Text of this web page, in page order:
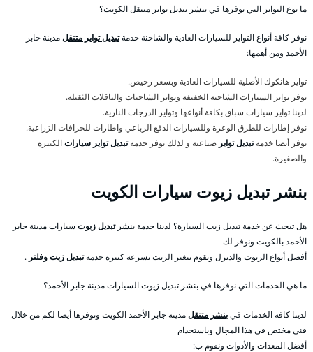
ما نوع التواير التي نوفرها في بنشر تبديل تواير متنقل الكويت؟
نوفر كافة أنواع التواير للسيارات العادية والشاحنة خدمةتبديل تواير متنقلمدينة جابر
الأحمد ومن أهمها:
تواير هانكوك الأصلية للسيارات العادية وبسعر رخيص.
نوفر تواير السيارات الشاحنة الخفيفة وتواير الشاحنات والناقلات الثقيلة.
لدينا تواير سيارات سباق بكافة أنواعها وتواير الدرجات النارية.
نوفر إطارات للطرق الوعرة وللسيارات الدفع الرباعي واطارات للجرافات الزراعية.
نوفر أيضا خدمةتبديل تواير صناعية و لذلك نوفر خدمةتبديل تواير سياراتالكبيرة
والصغيرة.
بنشر تبديل زيوت سيارات الكويت
هل تبحث عن خدمة تبديل زيت السيارة؟ لدينا خدمة بنشرتبديل زيوت سيارات مدينة جابر
الأحمد بالكويت ونوفر لك
أفضل أنواع الزيوت والديزل ونقوم بتغير الزيت بسرعة كبيرة خدمةتبديل زيت وفلتر .
ما هي الخدمات التي نوفرها في بنشر تبديل زيوت السيارات مدينة جابر الأحمد؟
لدينا كافة الخدمات فيبنشر متنقلمدينة جابر الأحمد الكويت ونوفرها أيضا لكم من خلال
فني مختص في هذا المجال وباستخدام
أفضل المعدات والأدوات ونقوم ب: